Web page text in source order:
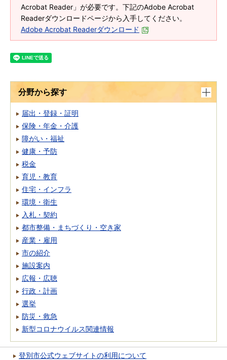
Acrobat Reader」が必要です。下記のAdobe Acrobat
Readerダウンロードページから入手してください。
Adobe Acrobat Readerダウンロード
分野から探す
届出・登録・証明
保険・年金・介護
障がい・福祉
健康・予防
税金
育児・教育
住宅・インフラ
環境・衛生
入札・契約
都市整備・まちづくり・空き家
産業・雇用
市の紹介
施設案内
広報・広聴
行政・計画
選挙
防災・救急
新型コロナウイルス関連情報
登別市公式ウェブサイトの利用について